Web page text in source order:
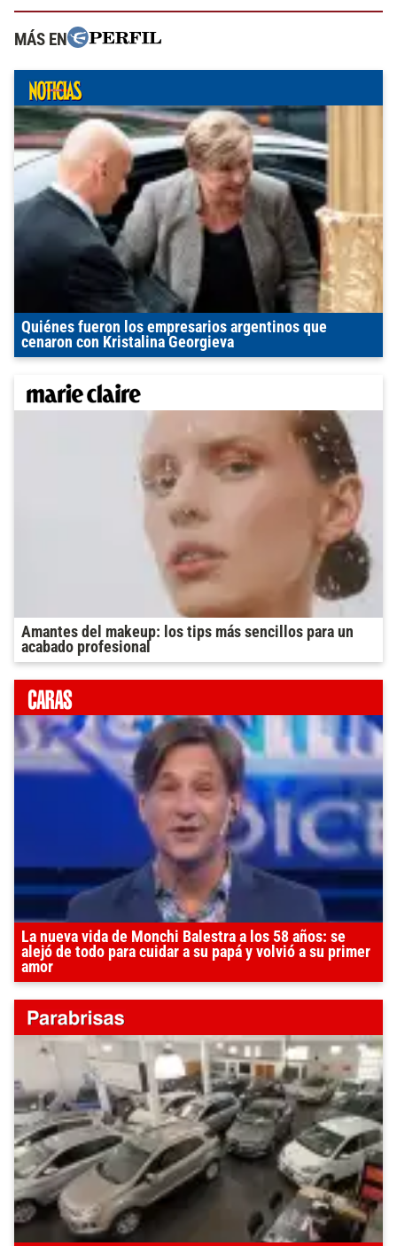
MÁS EN
Quiénes fueron los empresarios argentinos que
cenaron con Kristalina Georgieva
Amantes del makeup: los tips más sencillos para un
acabado profesional
La nueva vida de Monchi Balestra a los 58 años: se
alejó de todo para cuidar a su papá y volvió a su primer
amor